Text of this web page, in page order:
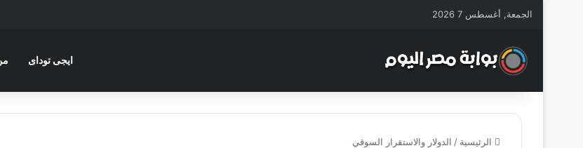
الجمعة, أغسطس 7 2026
ايجى توداى
الرئيسية / الدولار والاستقرار السوقي